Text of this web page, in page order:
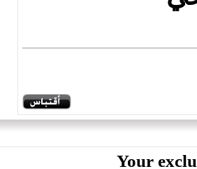
#
3
(
permalink
)